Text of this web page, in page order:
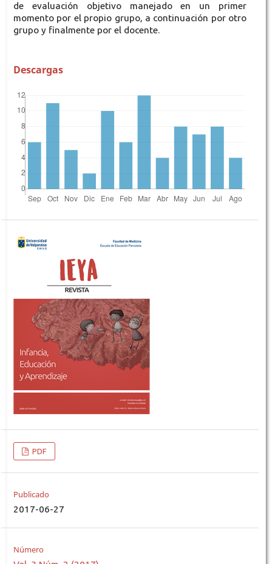
de evaluación objetivo manejado en un primer
momento por el propio grupo, a continuación por otro
grupo y finalmente por el docente.
Descargas
PDF
Publicado
2017-06-27
Número